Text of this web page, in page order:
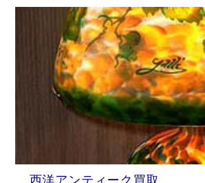
西洋アンティーク買取